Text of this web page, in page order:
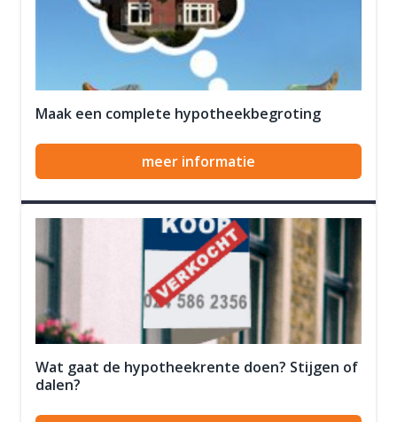
Maak een complete hypotheekbegroting
meer informatie
Wat gaat de hypotheekrente doen? Stijgen of
dalen?